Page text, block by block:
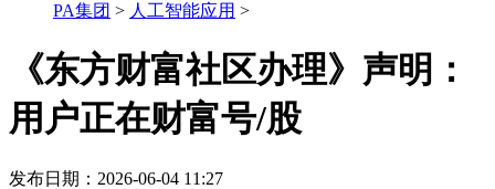
PA集团 > 人工智能应用 >
《东方财富社区办理》声明：
用户正在财富号/股
发布日期：2026-06-04 11:27